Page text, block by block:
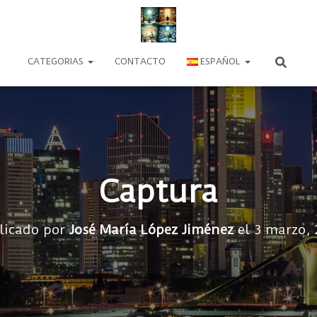
CATEGORIAS CONTACTO ESPAÑOL
Captura
porJosé María López Jiménezel3 marzo,